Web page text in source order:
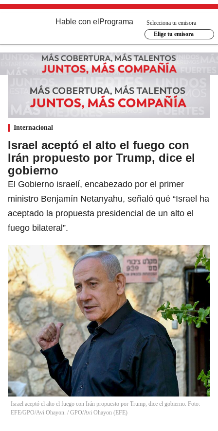
Hable con el Programa
Selecciona tu emisora
Elige tu emisora
Internacional
Israel aceptó el alto el fuego con
Irán propuesto por Trump, dice el
gobierno
El Gobierno israelí, encabezado por el primer
ministro Benjamín Netanyahu, señaló qué “Israel ha
aceptado la propuesta presidencial de un alto el
fuego bilateral”.
Israel aceptó el alto el fuego con Irán propuesto por Trump, dice el gobierno. Foto:
EFE/GPO/Avi Ohayon. / GPO/Avi Ohayon (EFE)